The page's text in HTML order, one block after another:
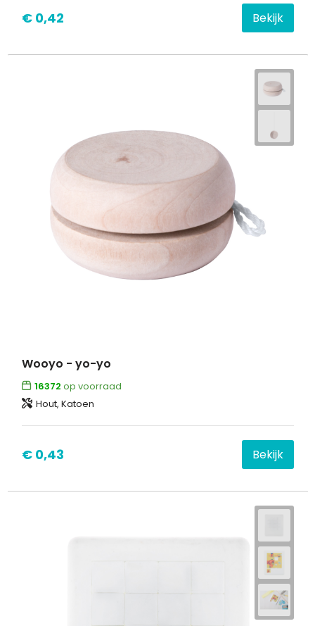
€ 0,42 Bekijk
Wooyo - yo-yo
16372 op voorraad
Hout, Katoen
€ 0,43 Bekijk